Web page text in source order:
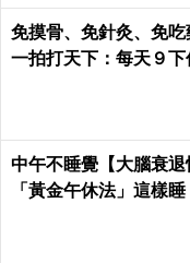
免摸骨、免針灸、免
一拍打天下：每天９
中午不睡覺【大腦衰退
「黃金午休法」這樣